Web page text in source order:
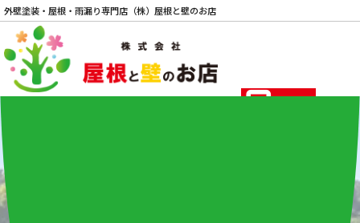
外壁塗装・屋根・雨漏り専門店（株）屋根と壁のお店